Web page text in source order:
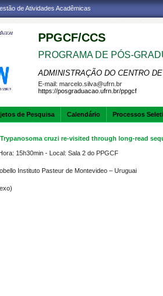
de Atividades Acadêmicas
PPGCF/CCS
PROGRAMA DE PÓS-
ADMINISTRAÇÃO DO CENTRO
E-mail: marcelo.silva@ufrn.br
https://posgraduacao.ufrn.br/ppgcf
de Pesquisa Calendário Processos
cruzi re-visited through long-read
15h30min - Local: Sala 2 do PPGCF
Instituto Pasteur de Montevideo – Uruguai